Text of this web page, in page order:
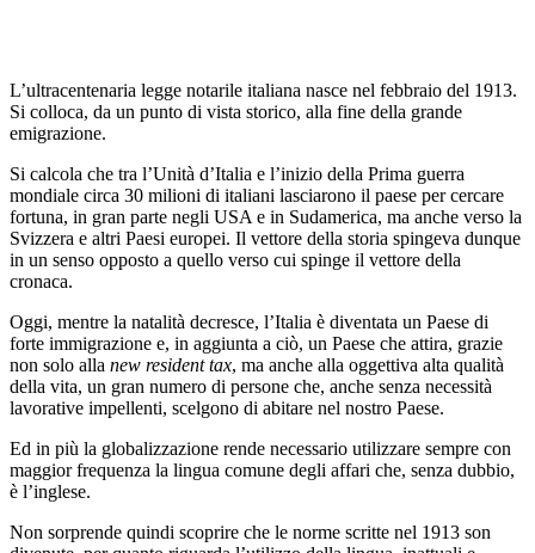
L’ultracentenaria legge notarile italiana nasce nel febbraio del 1913.
Si colloca, da un punto di vista storico, alla fine della grande
emigrazione.
Si calcola che tra l’Unità d’Italia e l’inizio della Prima guerra
mondiale circa 30 milioni di italiani lasciarono il paese per cercare
fortuna, in gran parte negli USA e in Sudamerica, ma anche verso la
Svizzera e altri Paesi europei. Il vettore della storia spingeva dunque
in un senso opposto a quello verso cui spinge il vettore della
cronaca.
Oggi, mentre la natalità decresce, l’Italia è diventata un Paese di
forte immigrazione e, in aggiunta a ciò, un Paese che attira, grazie
non solo alla new resident tax, ma anche alla oggettiva alta qualità
della vita, un gran numero di persone che, anche senza necessità
lavorative impellenti, scelgono di abitare nel nostro Paese.
Ed in più la globalizzazione rende necessario utilizzare sempre con
maggior frequenza la lingua comune degli affari che, senza dubbio,
è l’inglese.
Non sorprende quindi scoprire che le norme scritte nel 1913 son